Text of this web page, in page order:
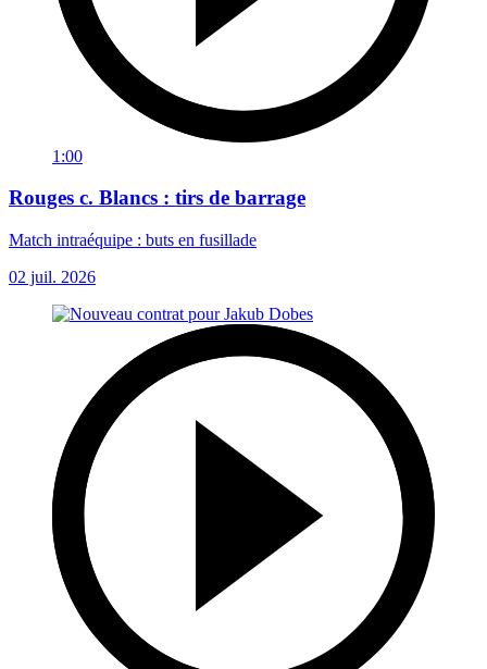
1:00
Rouges c. Blancs : tirs de barrage
Match intraéquipe : buts en fusillade
02 juil. 2026